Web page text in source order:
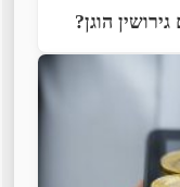
הוגן?